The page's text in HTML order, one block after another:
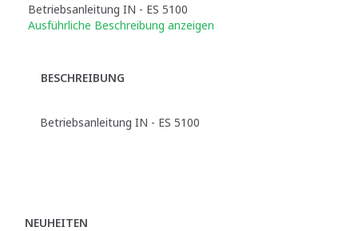
Betriebsanleitung IN - ES 5100
Ausführliche Beschreibung anzeigen
BESCHREIBUNG
Betriebsanleitung IN - ES 5100
NEUHEITEN